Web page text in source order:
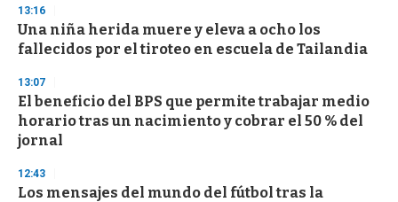
s
e
c
o
d
s
13:16
Una niña herida muere y eleva a ocho los
fallecidos por el tiroteo en escuela de Tailandia
13:07
El beneficio del BPS que permite trabajar medio
horario tras un nacimiento y cobrar el 50 % del
jornal
12:43
Los mensajes del mundo del fútbol tras la